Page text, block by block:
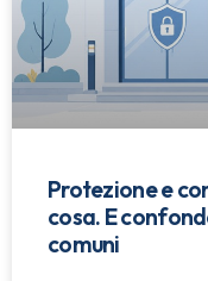
Protezione e
cosa. E
comuni